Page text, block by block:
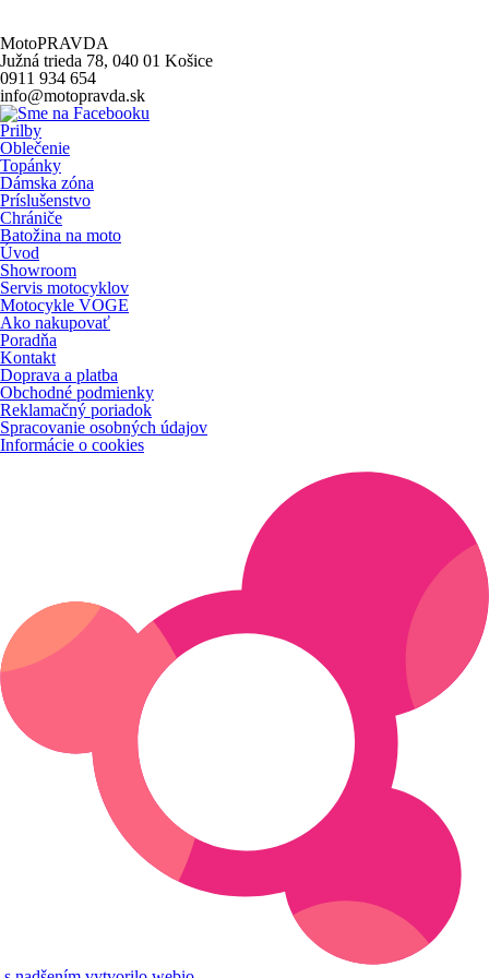
MotoPRAVDA
Južná trieda 78, 040 01 Košice
0911 934 654
info@motopravda.sk
Prilby
Oblečenie
Topánky
Dámska zóna
Príslušenstvo
Chrániče
Batožina na moto
Úvod
Showroom
Servis motocyklov
Motocykle VOGE
Ako nakupovať
Poradňa
Kontakt
Doprava a platba
Obchodné podmienky
Reklamačný poriadok
Spracovanie osobných údajov
Informácie o cookies